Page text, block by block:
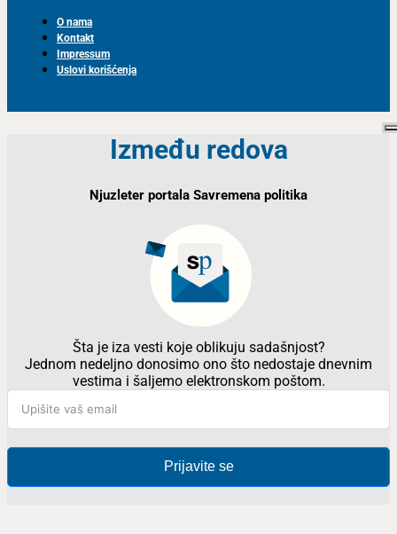
O nama
Kontakt
Impressum
Uslovi korišćenja
Između redova
Njuzleter portala Savremena politika
Šta je iza vesti koje oblikuju sadašnjost?
Jednom nedeljno donosimo ono što nedostaje dnevnim
vestima i šaljemo elektronskom poštom.
Prijavite se